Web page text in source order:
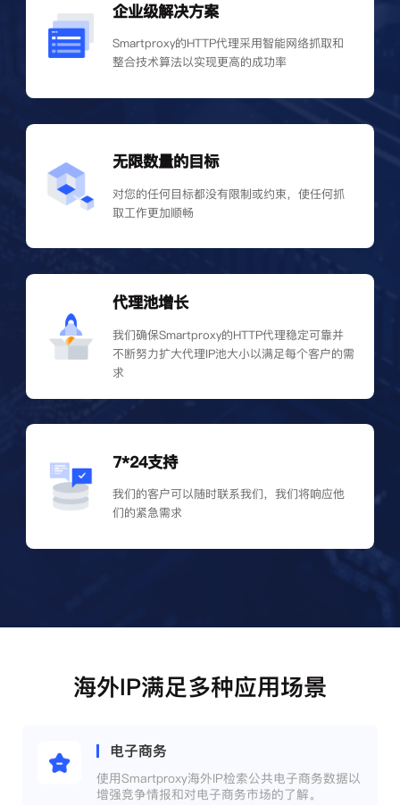
企业级解决方案
Smartproxy的HTTP代理采用智能网络抓取和
整合技术算法以实现更高的成功率
无限数量的目标
对您的任何目标都没有限制或约束，使任何抓
取工作更加顺畅
代理池增长
我们确保Smartproxy的HTTP代理稳定可靠并
不断努力扩大代理IP池大小以满足每个客户的需
求
7*24支持
我们的客户可以随时联系我们，我们将响应他
们的紧急需求
海外IP满足多种应用场景
电子商务
使用Smartproxy海外IP检索公共电子商务数据以
增强竞争情报和对电子商务市场的了解。